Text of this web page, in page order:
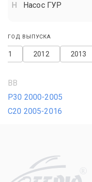
Насос ГУР
ГОД ВЫПУСКА
2013
2012
BB
P30 2000-2005
С20 2005-2016
R